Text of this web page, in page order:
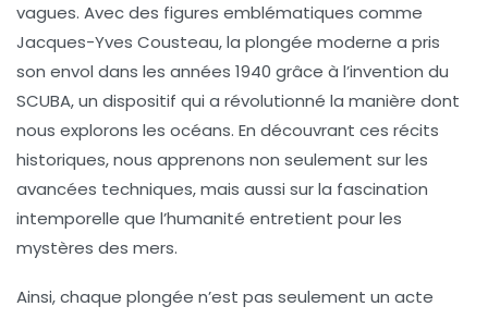
vagues. Avec des figures emblématiques comme
Jacques-Yves Cousteau, la plongée moderne a pris
son envol dans les années 1940 grâce à l’invention du
SCUBA, un dispositif qui a révolutionné la manière dont
nous explorons les océans. En découvrant ces récits
historiques, nous apprenons non seulement sur les
avancées techniques, mais aussi sur la fascination
intemporelle que l’humanité entretient pour les
mystères des mers.
Ainsi, chaque plongée n’est pas seulement un acte